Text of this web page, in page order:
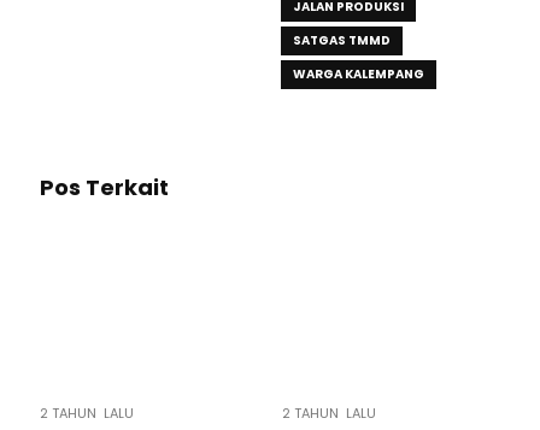
JALAN PRODUKSI
SATGAS TMMD
WARGA KALEMPANG
Pos Terkait
2 TAHUN LALU 2 TAHUN LALU